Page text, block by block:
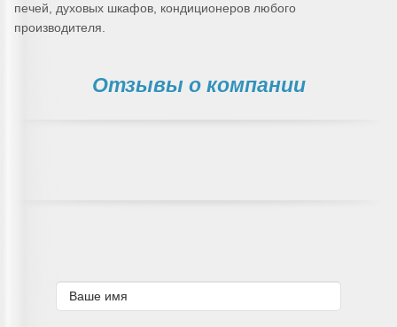
печей, духовых шкафов, кондиционеров любого
производителя.
Отзывы о компании